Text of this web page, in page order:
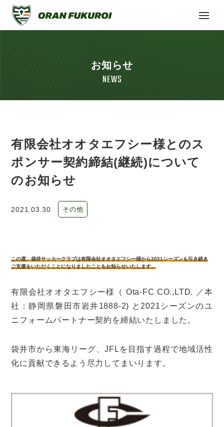
お知らせ
NEWS
有限会社オオタエフシー様とのス
ポンサー契約締結(継続)について
のお知らせ
2021.03.30 その他
この度、袋井サッカークラブは有限会社オオタエフシー様から2021シーズンも引き続き
ご支援をいただくことになりましたことをお知らせいたします。
有限会社オオタエフシー様（ Ota-FC CO.,LTD. ／本
社：静岡県磐田市岩井1888-2) と2021シーズンのユ
ニフォームパートナー契約を締結いたしました。
袋井市から東海リーグ、JFLを目指す過程で地域活性
化に貢献できるよう尽力してまいります。